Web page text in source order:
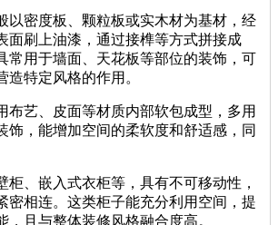
以密度板、颗粒板或实木材为基材，经
面刷上油漆，通过接榫等方式拼接成
常用于墙面、天花板等部位的装饰，可
造特定风格的作用。
布艺、皮面等材质内部软包成型，多用
饰，能增加空间的柔软度和舒适感，同
柜、嵌入式衣柜等，具有不可移动性，
密相连。这类柜子能充分利用空间，提
，且与整体装修风格融合度高。